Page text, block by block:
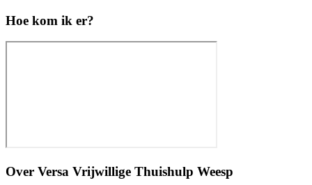
Hoe kom ik er?
Over Versa Vrijwillige Thuishulp Weesp